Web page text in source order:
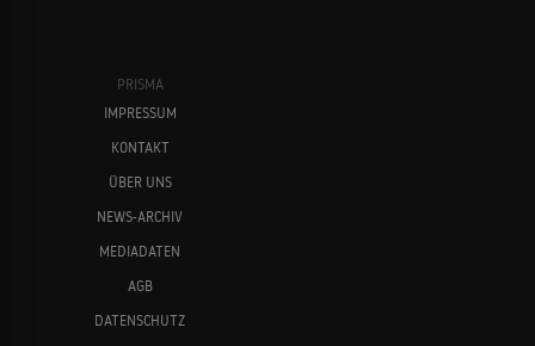
PRISMA
IMPRESSUM
KONTAKT
ÜBER UNS
NEWS-ARCHIV
MEDIADATEN
AGB
DATENSCHUTZ